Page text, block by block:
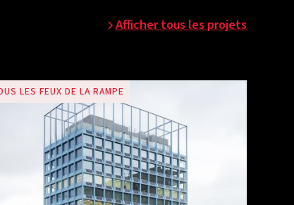
Afficher tous les projets
LES FEUX DE LA RAMPE